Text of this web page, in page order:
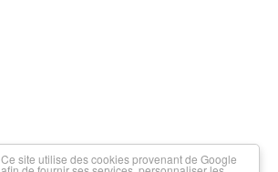
Ce site utilise des cookies provenant de Google